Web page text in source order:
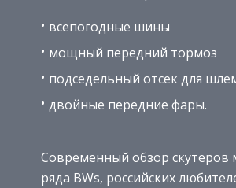
всепогодные шины
мощный передний тормоз
подседельный отсек для
двойные передние фары.
Современный обзор скутеров
ряда BWs, российских